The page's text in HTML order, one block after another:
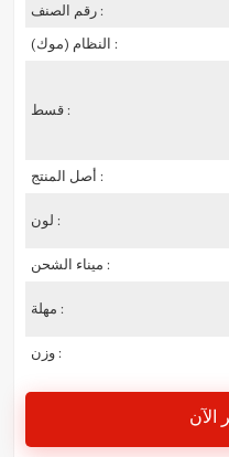
رقم الصنف :
النظام (موك) :
قسط :
أصل المنتج :
لون :
ميناء الشحن :
مهلة :
وزن :